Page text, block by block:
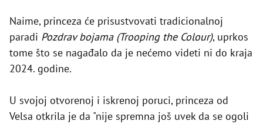
Naime, princeza će prisustvovati tradicionalnoj
paradi Pozdrav bojama (Trooping the Colour), uprkos
tome što se nagađalo da je nećemo videti ni do kraja
2024. godine.
U svojoj otvorenoj i iskrenoj poruci, princeza od
Velsa otkrila je da "nije spremna još uvek da se ogoli